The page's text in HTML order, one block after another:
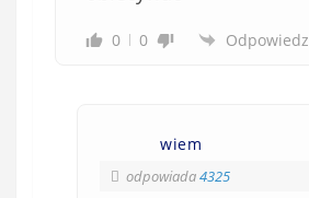
0 0 Odpowiedz
wiem
odpowiada4325